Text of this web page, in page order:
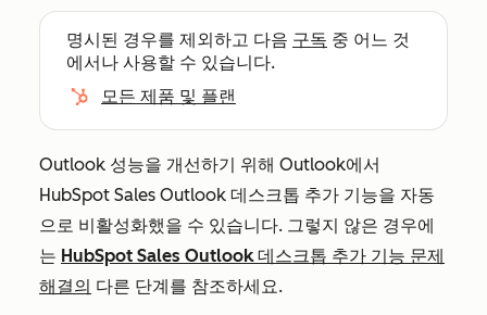
명시된 경우를 제외하고 다음 구독 중 어느 것
에서나 사용할 수 있습니다.
모든 제품 및 플랜
Outlook 성능을 개선하기 위해 Outlook에서
HubSpot Sales Outlook 데스크톱 추가 기능을 자동
으로 비활성화했을 수 있습니다. 그렇지 않은 경우에
는 HubSpot Sales Outlook 데스크톱 추가 기능 문제
해결의 다른 단계를 참조하세요.